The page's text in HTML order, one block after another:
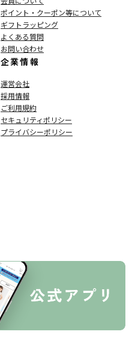
ポイント・クーポン等について
ギフトラッピング
よくある質問
お問い合わせ
企業情報
運営会社
採用情報
ご利用規約
セキュリティポリシー
プライバシーポリシー